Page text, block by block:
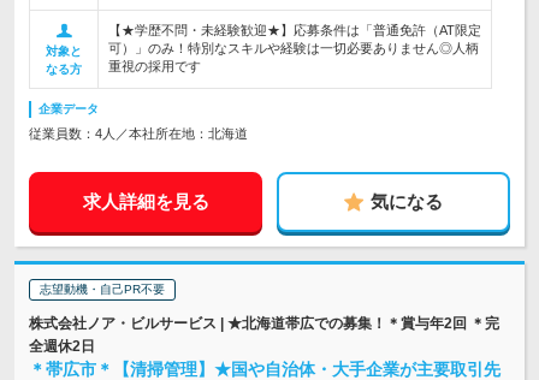
対象と
なる方
【★学歴不問・未経験歓迎★】応募条件は「普通免許（AT限定
可）」のみ！特別なスキルや経験は一切必要ありません◎人柄
重視の採用です
企業データ
従業員数：4人／本社所在地：北海道
求人詳細を見る 気になる
志望動機・自己PR不要
株式会社ノア・ビルサービス | ★北海道帯広での募集！＊賞与年2回 ＊完
全週休2日
＊帯広市＊【清掃管理】★国や自治体・大手企業が主要取引先